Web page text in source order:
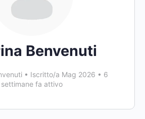
Benvenuti
• Iscritto/a Mag 2026 • 6
settimane fa attivo